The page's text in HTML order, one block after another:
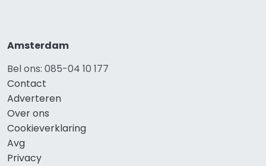
Amsterdam
Bel ons: 085-04 10 177
Contact
Adverteren
Over ons
Cookieverklaring
Avg
Privacy